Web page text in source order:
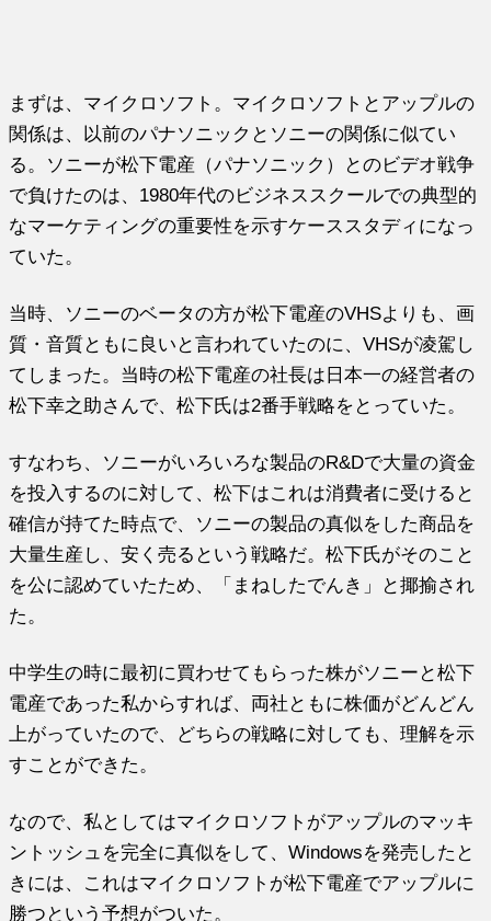
まずは、マイクロソフト。マイクロソフトとアップルの
関係は、以前のパナソニックとソニーの関係に似てい
る。ソニーが松下電産（パナソニック）とのビデオ戦争
で負けたのは、1980年代のビジネススクールでの典型的
なマーケティングの重要性を示すケーススタディになっ
ていた。
当時、ソニーのベータの方が松下電産のVHSよりも、画
質・音質ともに良いと言われていたのに、VHSが凌駕し
てしまった。当時の松下電産の社長は日本一の経営者の
松下幸之助さんで、松下氏は2番手戦略をとっていた。
すなわち、ソニーがいろいろな製品のR&Dで大量の資金
を投入するのに対して、松下はこれは消費者に受けると
確信が持てた時点で、ソニーの製品の真似をした商品を
大量生産し、安く売るという戦略だ。松下氏がそのこと
を公に認めていたため、「まねしたでんき」と揶揄され
た。
中学生の時に最初に買わせてもらった株がソニーと松下
電産であった私からすれば、両社ともに株価がどんどん
上がっていたので、どちらの戦略に対しても、理解を示
すことができた。
なので、私としてはマイクロソフトがアップルのマッキ
ントッシュを完全に真似をして、Windowsを発売したと
きには、これはマイクロソフトが松下電産でアップルに
勝つという予想がついた。